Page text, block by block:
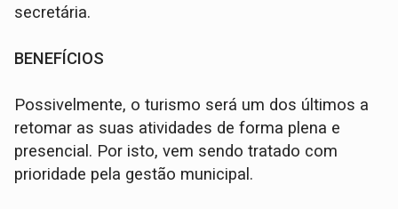
secretária.
BENEFÍCIOS
Possivelmente, o turismo será um dos últimos a
retomar as suas atividades de forma plena e
presencial. Por isto, vem sendo tratado com
prioridade pela gestão municipal.